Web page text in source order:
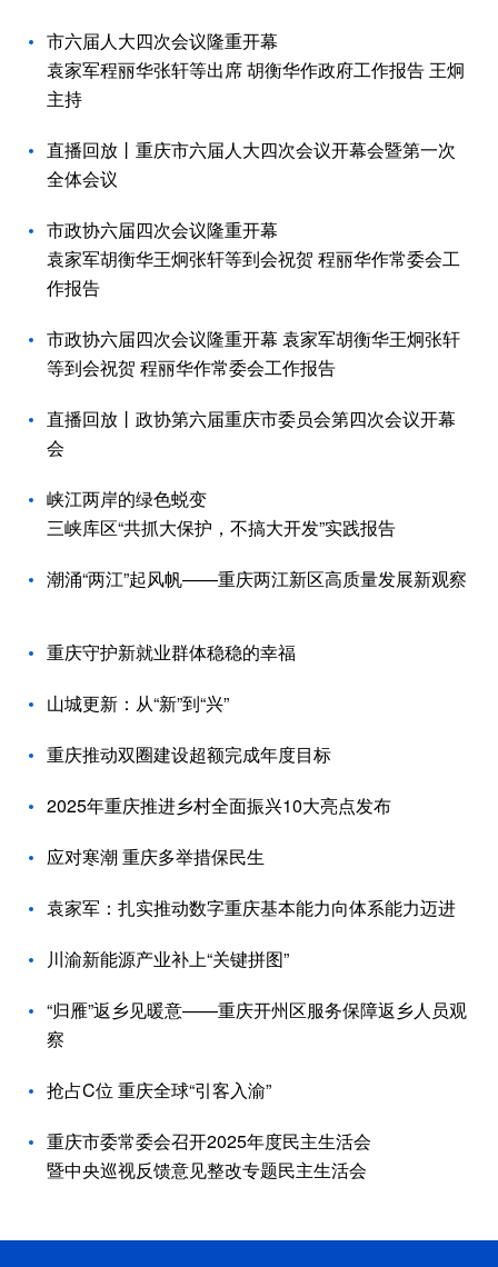
市六届人大四次会议隆重开幕
袁家军程丽华张轩等出席 胡衡华作政府工作报告 王炯
主持
直播回放丨重庆市六届人大四次会议开幕会暨第一次
全体会议
市政协六届四次会议隆重开幕
袁家军胡衡华王炯张轩等到会祝贺 程丽华作常委会工
作报告
市政协六届四次会议隆重开幕 袁家军胡衡华王炯张轩
等到会祝贺 程丽华作常委会工作报告
直播回放丨政协第六届重庆市委员会第四次会议开幕
会
峡江两岸的绿色蜕变
三峡库区“共抓大保护，不搞大开发”实践报告
潮涌“两江”起风帆——重庆两江新区高质量发展新观察
重庆守护新就业群体稳稳的幸福
山城更新：从“新”到“兴”
重庆推动双圈建设超额完成年度目标
2025年重庆推进乡村全面振兴10大亮点发布
应对寒潮 重庆多举措保民生
袁家军：扎实推动数字重庆基本能力向体系能力迈进
川渝新能源产业补上“关键拼图”
“归雁”返乡见暖意——重庆开州区服务保障返乡人员观
察
抢占C位 重庆全球“引客入渝”
重庆市委常委会召开2025年度民主生活会
暨中央巡视反馈意见整改专题民主生活会